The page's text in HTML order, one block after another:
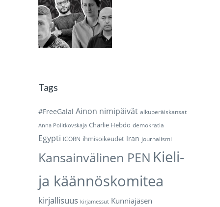
Tags
#FreeGalal Ainon nimipäivät alkuperäiskansat
Anna Politkovskaja Charlie Hebdo demokratia
Egypti ICORN ihmisoikeudet Iran journalismi
Kansainvälinen PEN Kieli-
ja käännöskomitea
kirjallisuus kirjamessut Kunniajäsen